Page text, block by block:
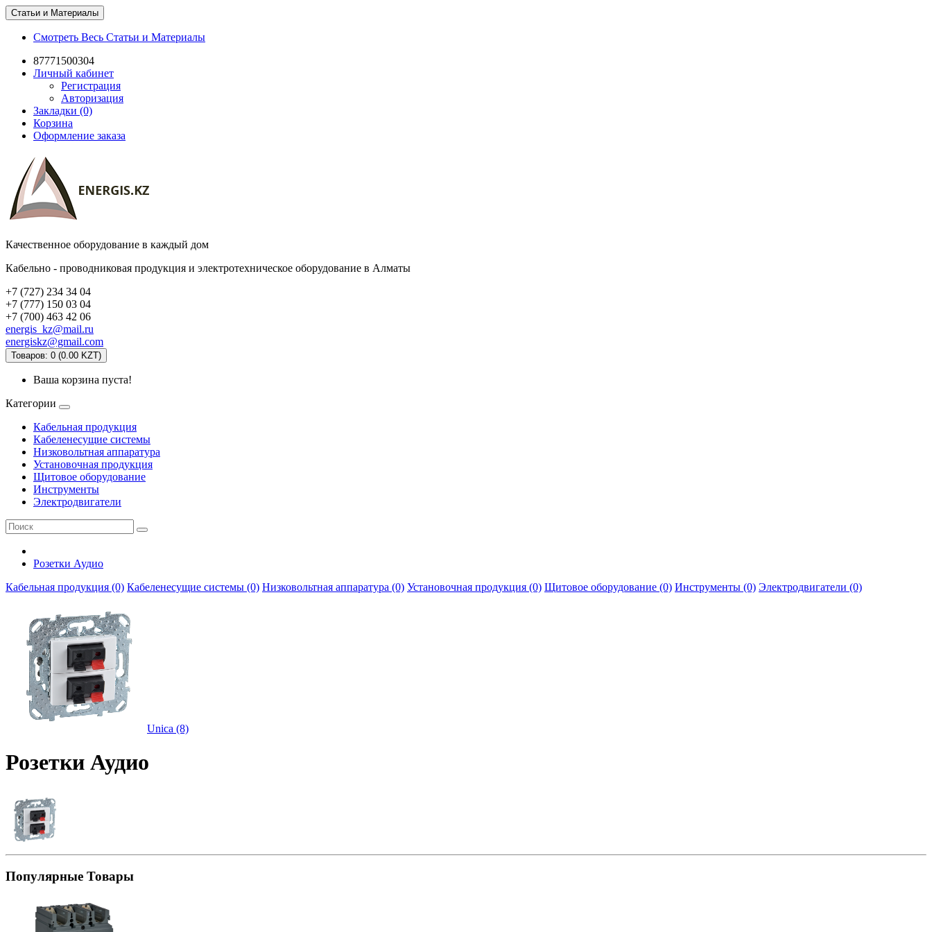
Статьи и Материалы
Смотреть Весь Статьи и Материалы
87771500304
Личный кабинет
Регистрация
Авторизация
Закладки (0)
Корзина
Оформление заказа
Качественное оборудование в каждый дом
Кабельно - проводниковая продукция и электротехническое оборудование в Алматы
+7 (727) 234 34 04
+7 (777) 150 03 04
+7 (700) 463 42 06
energis_kz@mail.ru
energiskz@gmail.com
Товаров: 0 (0.00 KZT)
Ваша корзина пуста!
Категории
Кабельная продукция
Кабеленесущие системы
Низковольтная аппаратура
Установочная продукция
Щитовое оборудование
Инструменты
Электродвигатели
Розетки Аудио
Кабельная продукция (0) Кабеленесущие системы (0) Низковольтная аппаратура (0) Установочная продукция (0) Щитовое оборудование (0) Инструменты (0) Электродвигатели (0)
Unica (8)
Розетки Аудио
Популярные Товары